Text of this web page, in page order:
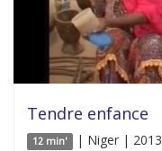
Tendre enfance
12 min' | Niger | 2013